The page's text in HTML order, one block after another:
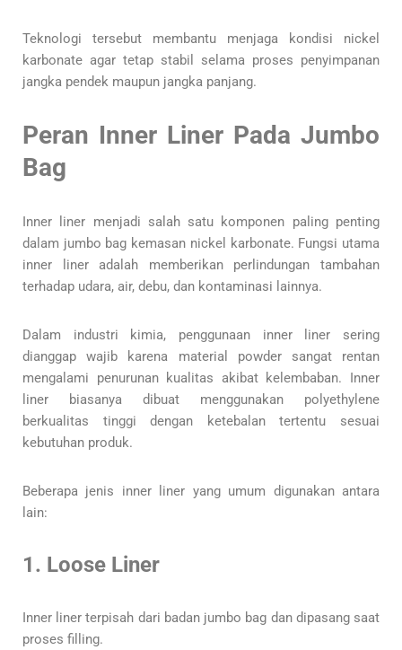
Teknologi tersebut membantu menjaga kondisi nickel
karbonate agar tetap stabil selama proses penyimpanan
jangka pendek maupun jangka panjang.
Peran Inner Liner Pada Jumbo
Bag
Inner liner menjadi salah satu komponen paling penting
dalam jumbo bag kemasan nickel karbonate. Fungsi utama
inner liner adalah memberikan perlindungan tambahan
terhadap udara, air, debu, dan kontaminasi lainnya.
Dalam industri kimia, penggunaan inner liner sering
dianggap wajib karena material powder sangat rentan
mengalami penurunan kualitas akibat kelembaban. Inner
liner biasanya dibuat menggunakan polyethylene
berkualitas tinggi dengan ketebalan tertentu sesuai
kebutuhan produk.
Beberapa jenis inner liner yang umum digunakan antara
lain:
1. Loose Liner
Inner liner terpisah dari badan jumbo bag dan dipasang saat
proses filling.